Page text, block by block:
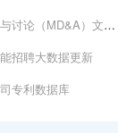
招聘大数据更新
专利数据库